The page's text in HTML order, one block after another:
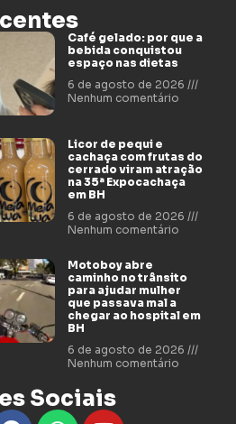
Café gelado: por que a
bebida conquistou
espaço nas dietas
6 de agosto de 2026
Nenhum comentário
Licor de pequi e
cachaça com frutas do
cerrado viram atração
na 35ª Expocachaça
em BH
6 de agosto de 2026
Nenhum comentário
Motoboy abre
caminho no trânsito
para ajudar mulher
que passava mal a
chegar ao hospital em
BH
6 de agosto de 2026
Nenhum comentário
Sociais